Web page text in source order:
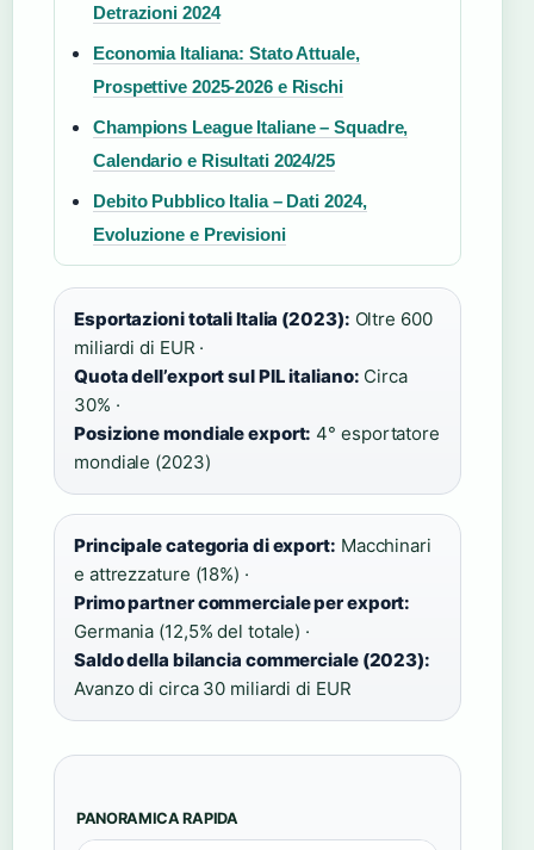
Detrazioni 2024
Economia Italiana: Stato Attuale,
Prospettive 2025-2026 e Rischi
Champions League Italiane – Squadre,
Calendario e Risultati 2024/25
Debito Pubblico Italia – Dati 2024,
Evoluzione e Previsioni
Esportazioni totali Italia (2023): Oltre 600
miliardi di EUR ·
Quota dell’export sul PIL italiano: Circa
30% ·
Posizione mondiale export: 4° esportatore
mondiale (2023)
Principale categoria di export: Macchinari
e attrezzature (18%) ·
Primo partner commerciale per export:
Germania (12,5% del totale) ·
Saldo della bilancia commerciale (2023):
Avanzo di circa 30 miliardi di EUR
PANORAMICA RAPIDA